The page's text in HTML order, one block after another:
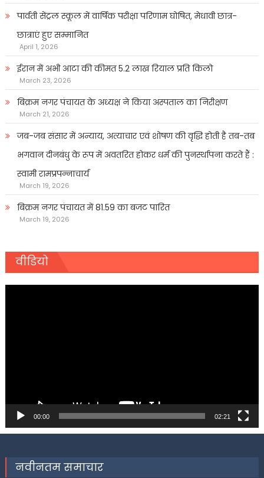
पार्वती सेंट्रल स्कूल में वार्षिक परीक्षा परिणाम घोषित, मेधावी छात्र-
छात्राएं हुए सम्मानित
April 1, 2026
ईरान में अभी आटा की कीमत 5.2 लाख रियाल प्रति किलो
March 23, 2026
बिक्रम नगर पंचायत के अध्यक्ष ने किया अस्पताल का निरीक्षण
March 21, 2026
जब-जब संसार में अन्याय, अत्याचार एवं शोषण की वृद्धि होती है तब-तब
भगवान दीनबंधु के रूप में अवतरित होकर धर्म की पुनर्स्थापना करते हैं :
स्वामी रामप्रपन्नाचार्य
March 19, 2026
बिक्रम नगर पंचायत में 81.59 का बजट पारित
March 19, 2026
वीडियो
00:00 02:21
नवीनतम समाचार